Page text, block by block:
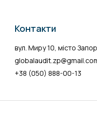
Контакти
вул. Миру 10, місто
+38 (050) 888-00-13